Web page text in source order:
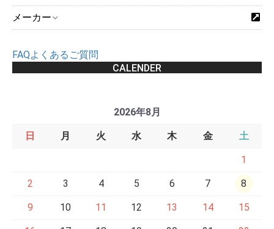
メーカー
FAQよくあるご質問
CALENDER
2026年8月
日 月 火 水 木 金 土
1
2 3 4 5 6 7 8
9 10 11 12 13 14 15